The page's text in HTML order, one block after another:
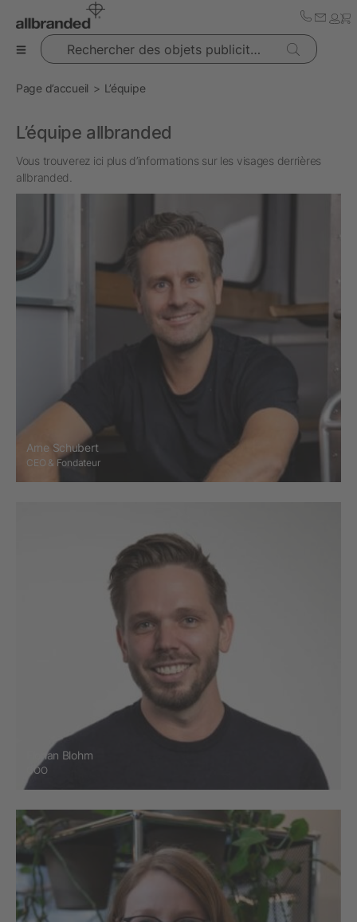
Rechercher des objets publicitaires
Page d’accueil L’équipe
L’équipe allbranded
Vous trouverez ici plus d’informations sur les visages derrières
allbranded.
Arne Schubert
CEO & Fondateur
Florian Blohm
COO